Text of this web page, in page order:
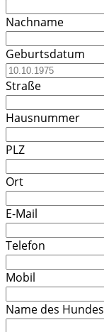
Nachname
Geburtsdatum
Straße
Hausnummer
PLZ
Ort
E-Mail
Telefon
Mobil
Name des Hundes